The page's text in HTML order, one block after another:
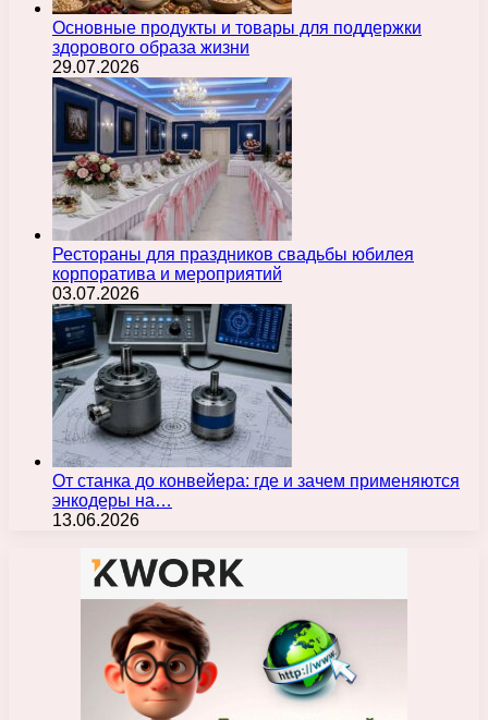
Основные продукты и товары для поддержки
здорового образа жизни
29.07.2026
Рестораны для праздников свадьбы юбилея
корпоратива и мероприятий
03.07.2026
От станка до конвейера: где и зачем применяются
энкодеры на…
13.06.2026